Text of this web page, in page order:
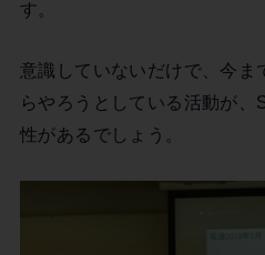
す。
意識していないだけで、今ま
らやろうとしている活動が
性があるでしょう。
この記事を書いた市民ライター